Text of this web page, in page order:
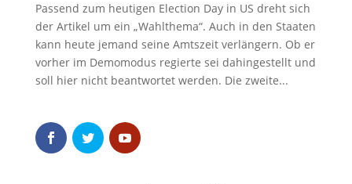
Passend zum heutigen Election Day in US dreht sich
der Artikel um ein „Wahlthema“. Auch in den Staaten
kann heute jemand seine Amtszeit verlängern. Ob er
vorher im Demomodus regierte sei dahingestellt und
soll hier nicht beantwortet werden. Die zweite...